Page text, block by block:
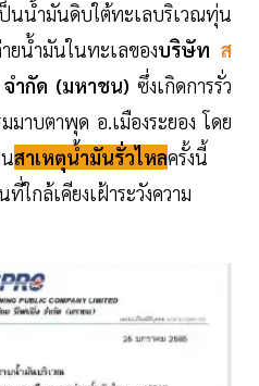
นน้ำมันดิบใต้ทะเลบริเวณทุ่น
น้ำมันในทะเลของบริษัท ส
จำกัด (มหาชน) ซึ่งเกิดการรั่ว
าบตาพุด อ.เมืองระยอง โดย
สาเหตุน้ำมันรั่วไหลครั้งนี้
กล้เคียงเฝ้าระวังความ